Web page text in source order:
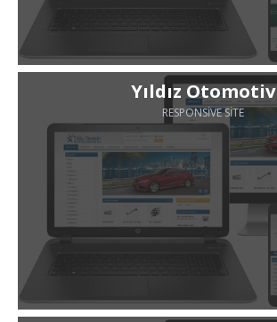
Yıldız Otomotiv
RESPONSIVE SITE